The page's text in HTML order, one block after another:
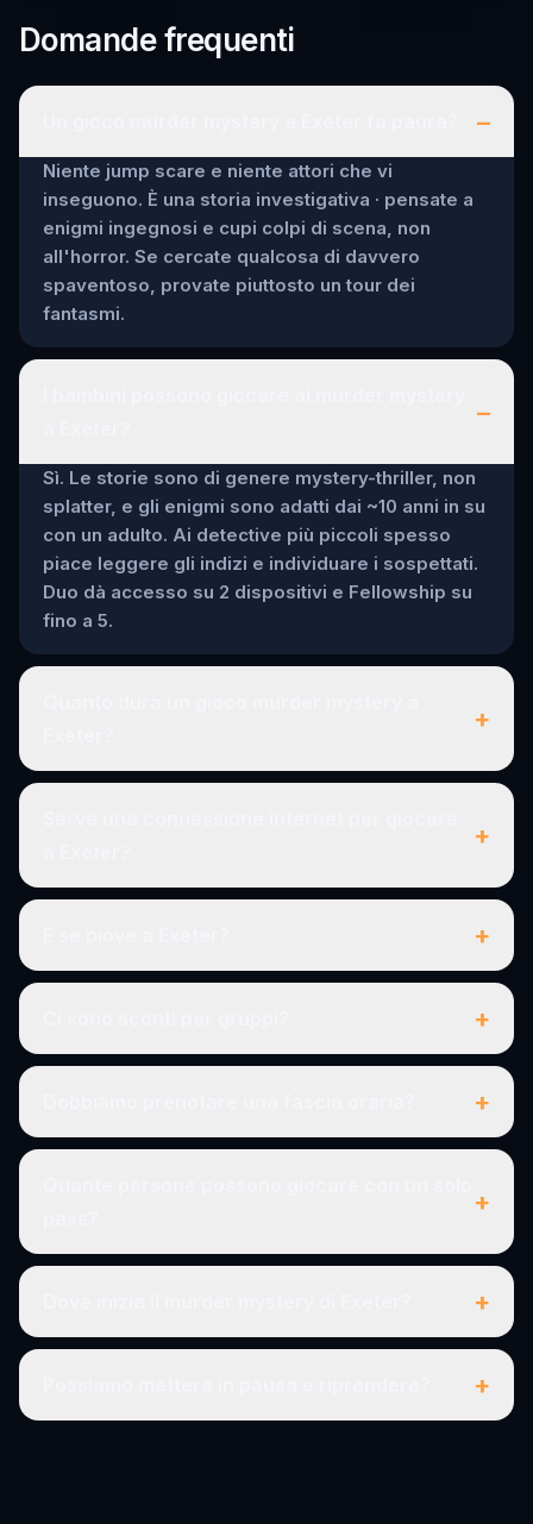
Domande frequenti
–
Niente jump scare e niente attori che vi
inseguono. È una storia investigativa · pensate a
enigmi ingegnosi e cupi colpi di scena, non
all'horror. Se cercate qualcosa di davvero
spaventoso, provate piuttosto un tour dei
fantasmi.
–
Sì. Le storie sono di genere mystery-thriller, non
splatter, e gli enigmi sono adatti dai ~10 anni in su
con un adulto. Ai detective più piccoli spesso
piace leggere gli indizi e individuare i sospettati.
Duo dà accesso su 2 dispositivi e Fellowship su
fino a 5.
+
+
+
+
+
+
+
+